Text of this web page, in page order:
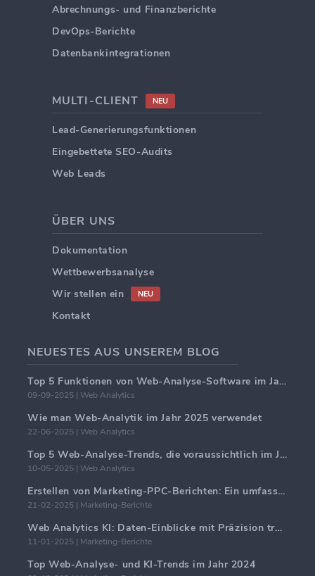
Abrechnungs- und Finanzberichte
DevOps-Berichte
Datenbankintegrationen
MULTI-CLIENT NEU
Lead-Generierungsfunktionen
Eingebettete SEO-Audits
Web Leads
ÜBER UNS
Dokumentation
Wettbewerbsanalyse
Wir stellen ein
NEU
Kontakt
NEUESTES AUS UNSEREM BLOG
Top 5 Funktionen von Web-Analyse-Software im Jahr 2025
09-09-2025 | Web Analytics
Wie man Web-Analytik im Jahr 2025 verwendet
22-06-2025 | Web Analytics
Top 5 Web-Analyse-Trends, die voraussichtlich im Jahr 2025 dominieren werden
10-05-2025 | Web Analytics
Erstellen von Marketing-PPC-Berichten: Ein umfassender Leitfaden
21-02-2025 | Marketing-Berichte
Web Analytics KI: Daten-Einblicke mit Präzision transformieren
11-01-2025 | Marketing-Berichte
Top Web-Analyse- und KI-Trends im Jahr 2024